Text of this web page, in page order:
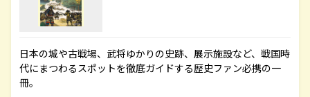
日本の城や古戦場、武将ゆかりの史跡、展示施設など、戦国時
代にまつわるスポットを徹底ガイドする歴史ファン必携の一
冊。